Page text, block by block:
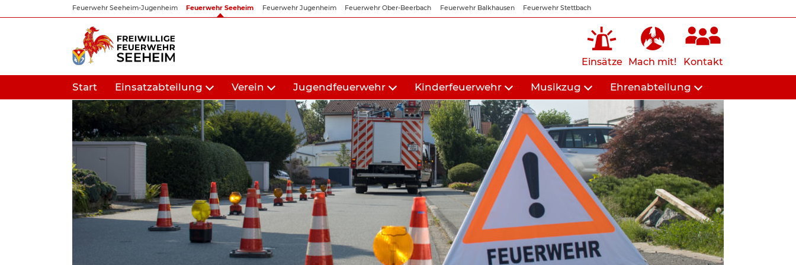
Inhalt
Feuerwehr Seeheim-Jugenheim Feuerwehr Seeheim Feuerwehr Jugenheim Feuerwehr Ober-Beerbach Feuerwehr Balkhausen Feuerwehr Stettbach
Einsätze Mach mit! Kontakt
Start Einsatzabteilung Verein Jugendfeuerwehr Kinderfeuerwehr Musikzug Ehrenabteilung